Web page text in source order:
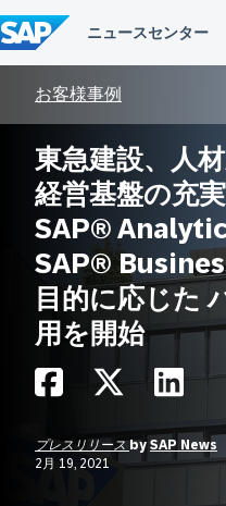
ン
テ
ン
お客様事例
東急建設、人
経営基盤の充実
SAP®
SAP®
目的に応じた
用を開始
プレスリリース by SAP News
2月 19, 2021